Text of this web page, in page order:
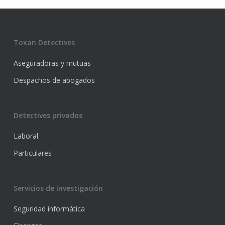
Toxan Detectives
Aseguradoras y mutuas
Despachos de abogados
Detectives privados
Laboral
Particulares
Servicios de investigación
Seguridad informática